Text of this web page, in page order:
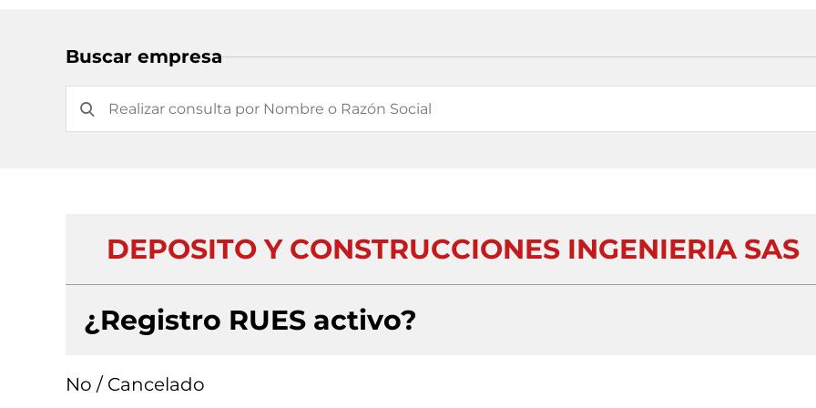
Buscar empresa
DEPOSITO Y CONSTRUCCIONES INGENIERIA SAS
¿Registro RUES activo?
No / Cancelado